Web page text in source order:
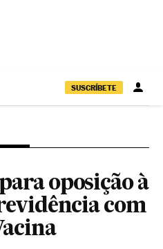
SUSCRÍBETE
oposição à
com